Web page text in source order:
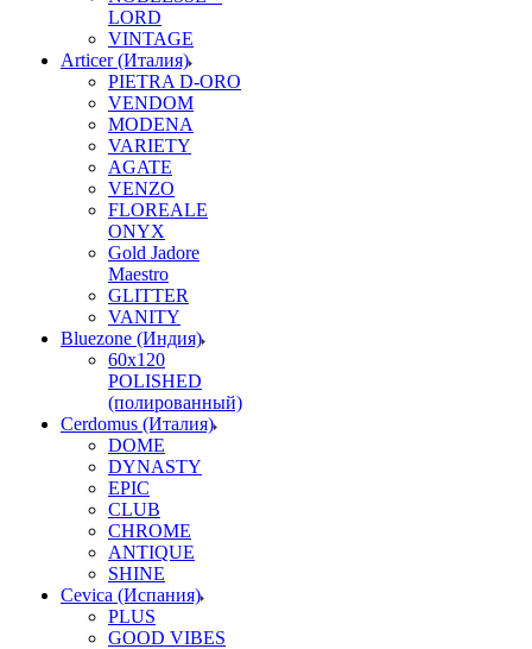
LORD
VINTAGE
Articer (Италия)
PIETRA D-ORO
VENDOM
MODENA
VARIETY
AGATE
VENZO
FLOREALE
ONYX
Gold Jadore
Maestro
GLITTER
VANITY
Bluezone (Индия)
60х120
POLISHED
(полированный)
Cerdomus (Италия)
DOME
DYNASTY
EPIC
CLUB
CHROME
ANTIQUE
SHINE
Cevica (Испания)
PLUS
GOOD VIBES